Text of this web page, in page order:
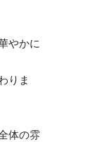
やかに
りま
体の雰